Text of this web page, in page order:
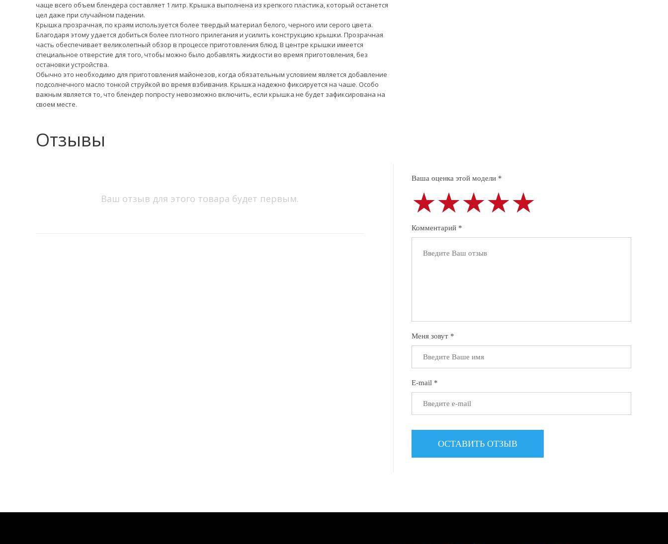
чаще всего объем блендера составляет 1 литр. Крышка выполнена из крепкого пластика, который останется
цел даже при случайном падении.
Крышка прозрачная, по краям используется более твердый материал белого, черного или серого цвета.
Благодаря этому удается добиться более плотного прилегания и усилить конструкцию крышки. Прозрачная
часть обеспечивает великолепный обзор в процессе приготовления блюд. В центре крышки имеется
специальное отверстие для того, чтобы можно было добавлять жидкости во время приготовления, без
остановки устройства.
Обычно это необходимо для приготовления майонезов, когда обязательным условием является добавление
подсолнечного масло тонкой струйкой во время взбивания. Крышка надежно фиксируется на чаше. Особо
важным является то, что блендер попросту невозможно включить, если крышка не будет зафиксирована на
своем месте.
Отзывы
Ваш отзыв для этого товара будет первым.
Ваша оценка этой модели *
★★★★★
★★★★★
★★★★★
Комментарий *
Меня зовут *
E-mail *